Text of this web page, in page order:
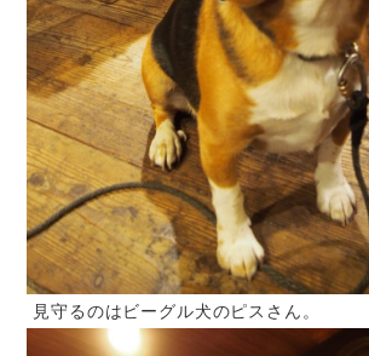
見守るのはビーグル犬のピスさん。